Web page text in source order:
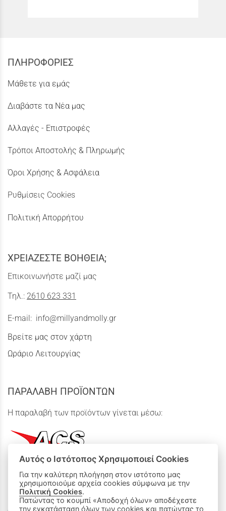
ΠΛΗΡΟΦΟΡΙΕΣ
Μάθετε για εμάς
Διαβάστε τα Νέα μας
Αλλαγές - Επιστροφές
Τρόποι Αποστολής & Πληρωμής
Όροι Χρήσης & Ασφάλεια
Ρυθμίσεις Cookies
Πολιτική Απορρήτου
ΧΡΕΙΑΖΕΣΤΕ ΒΟΗΘΕΙΑ;
Επικοινωνήστε μαζί μας
Τηλ.: 2610 623 331
E-mail: info@millyandmolly.gr
Βρείτε μας στον χάρτη
Ωράριο Λειτουργίας
ΠΑΡΑΛΑΒΗ ΠΡΟΪΟΝΤΩΝ
Η παραλαβή των προϊόντων γίνεται μέσω:
ΟΙ ΑΓΟΡΕΣ ΜΟΥ
Αυτός ο Ιστότοπος Χρησιμοποιεί Cookies
Για την καλύτερη πλοήγηση στον ιστότοπο μας
χρησιμοποιούμε αρχεία cookies σύμφωνα με την
Πολιτική Cookies.
Πατώντας το κουμπί «Αποδοχή όλων» αποδέχεστε
την εγκατάσταση όλων των cookies και πατώντας το